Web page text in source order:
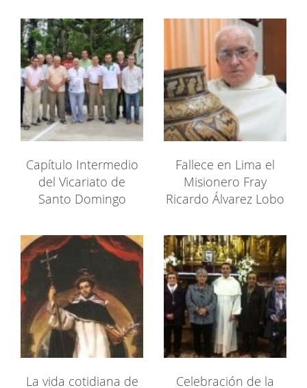
Capítulo Intermedio
del Vicariato de
Santo Domingo
Fallece en Lima el
Misionero Fray
Ricardo Álvarez Lobo
La vida cotidiana de
Celebración de la